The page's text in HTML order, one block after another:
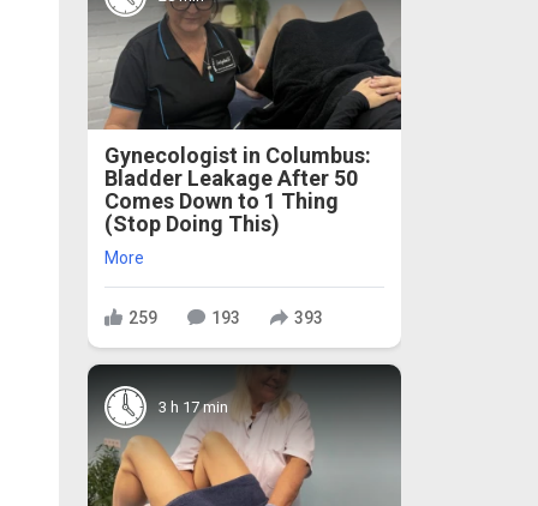
Gynecologist in Columbus:
Bladder Leakage After 50
Comes Down to 1 Thing
(Stop Doing This)
More
259 193 393
3 h 17 min